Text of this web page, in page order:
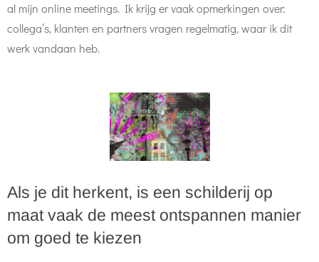
al mijn online meetings. Ik krijg er vaak opmerkingen over:
collega’s, klanten en partners vragen regelmatig, waar ik dit
werk vandaan heb.
Als je dit herkent, is een schilderij op
maat vaak de meest ontspannen manier
om goed te kiezen